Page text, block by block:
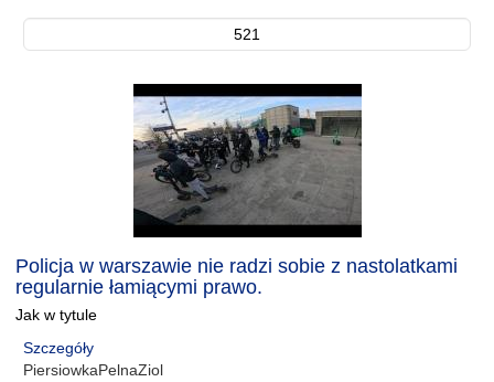
521
Policja w warszawie nie radzi sobie z nastolatkami
regularnie łamiącymi prawo.
Jak w tytule
Szczegóły
PiersiowkaPelnaZiol